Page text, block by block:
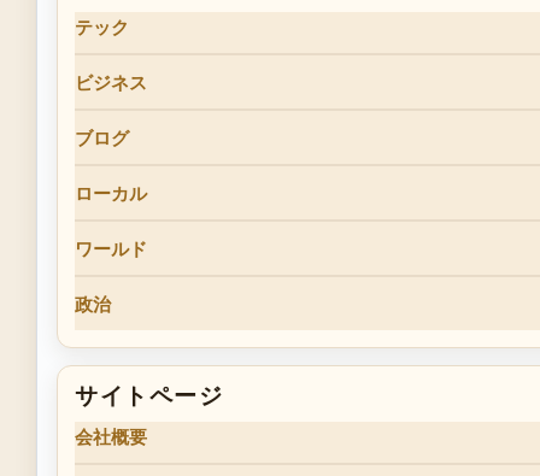
テック
ビジネス
ブログ
ローカル
ワールド
政治
サイトページ
会社概要